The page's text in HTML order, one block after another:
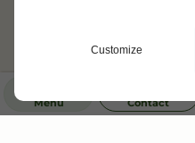
Customize
Menu Contact